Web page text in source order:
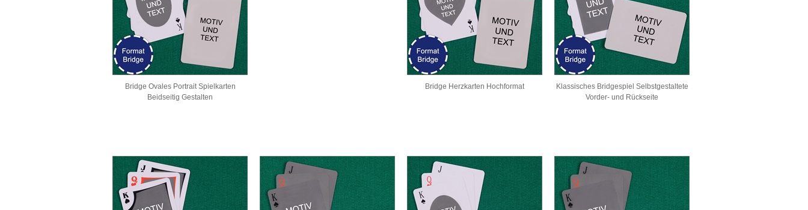
Bridge Ovales Portrait Spielkarten
Beidseitig Gestalten
Bridge Herzkarten Hochformat
Klassisches Bridgespiel Selbstgestaltete
Vorder- und Rückseite